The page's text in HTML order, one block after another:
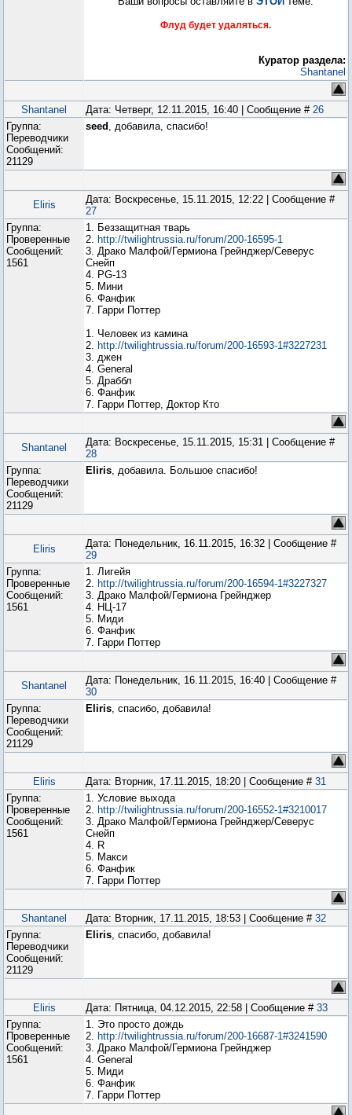
Флуд будет удаляться.
Куратор раздела:
Shantanel
Shantanel Дата: Четверг, 12.11.2015, 16:40 | Сообщение # 26
Группа:
Переводчики
Сообщений:
21129
seed , добавила, спасибо!
Eliris
Дата: Воскресенье, 15.11.2015, 12:22 | Сообщение #
27
Группа:
Проверенные
Сообщений:
1561
1. Беззащитная тварь
2. http://twilightrussia.ru/forum/200-16595-1
3. Драко Малфой/Гермиона Грейнджер/Северус
Снейп
4. PG-13
5. Мини
6. Фанфик
7. Гарри Поттер
1. Человек из камина
2. http://twilightrussia.ru/forum/200-16593-1#3227231
3. джен
4. General
5. Драббл
6. Фанфик
7. Гарри Поттер, Доктор Кто
Shantanel
Дата: Воскресенье, 15.11.2015, 15:31 | Сообщение #
28
Группа:
Переводчики
Сообщений:
21129
Eliris, добавила. Большое спасибо!
Eliris
Дата: Понедельник, 16.11.2015, 16:32 | Сообщение #
29
Группа:
Проверенные
Сообщений:
1561
1. Лигейя
2. http://twilightrussia.ru/forum/200-16594-1#3227327
3. Драко Малфой/Гермиона Грейнджер
4. НЦ-17
5. Миди
6. Фанфик
7. Гарри Поттер
Shantanel
Дата: Понедельник, 16.11.2015, 16:40 | Сообщение #
30
Группа:
Переводчики
Сообщений:
21129
Eliris, спасибо, добавила!
Eliris Дата: Вторник, 17.11.2015, 18:20 | Сообщение # 31
Группа:
Проверенные
Сообщений:
1561
1. Условие выхода
2. http://twilightrussia.ru/forum/200-16552-1#3210017
3. Драко Малфой/Гермиона Грейнджер/Северус
Снейп
4. R
5. Макси
6. Фанфик
7. Гарри Поттер
Shantanel Дата: Вторник, 17.11.2015, 18:53 | Сообщение # 32
Группа:
Переводчики
Сообщений:
21129
Eliris, спасибо, добавила!
Eliris Дата: Пятница, 04.12.2015, 22:58 | Сообщение # 33
Группа:
Проверенные
Сообщений:
1561
1. Это просто дождь
2. http://twilightrussia.ru/forum/200-16687-1#3241590
3. Драко Малфой/Гермиона Грейнджер
4. General
5. Миди
6. Фанфик
7. Гарри Поттер